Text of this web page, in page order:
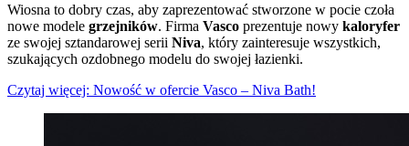
Wiosna to dobry czas, aby zaprezentować stworzone w pocie czoła
nowe modele grzejników. Firma Vasco prezentuje nowy kaloryfer
ze swojej sztandarowej serii Niva, który zainteresuje wszystkich,
szukających ozdobnego modelu do swojej łazienki.
Czytaj więcej: Nowość w ofercie Vasco – Niva Bath!